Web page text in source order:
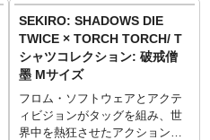
XXLサイズ （84cm／68cm／
60cm／26cm）
──────────────────
■マテリアル
綿100% 5.6oz ヘビーウェイトボ
ディ
※杢灰のみ 綿90%、ポリエステ
ル10% 5.6oz ヘビーウェイトボ
何度洗っても型崩れしづらく風
合いが出るのが特徴です。
──────────────────
■サイズ（着丈／身幅／肩幅／袖
丈）
Sサイズ （65cm／49cm／42cm
／19cm）
Mサイズ （69cm／52cm／46cm
プレイヤーに苦戦を強いた強敵
「破戒僧」。高笑いとともに長
刀をふるう彼女の姿を、フロ
ム・ソフトウェア作品に関する
数々のファンアートが人気のイ
ラストレーター・芳川氏が耽美
な鉛筆画で描き下ろし。洗練さ
SEKIRO: SHADOWS DIE
TWICE × TORCH TORCH/ T
シャツコレクション: 破戒僧
墨 Mサイズ
フロム・ソフトウェアとアクテ
ィビジョンがタッグを組み、世
界中を熱狂させたアクション・